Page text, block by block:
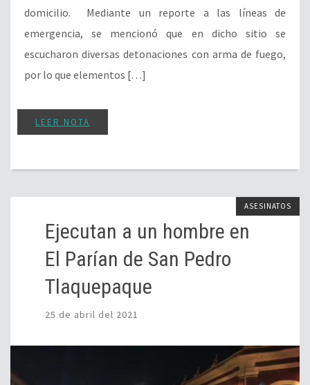
domicilio. Mediante un reporte a las líneas de
emergencia, se mencionó que en dicho sitio se
escucharon diversas detonaciones con arma de fuego,
por lo que elementos […]
LEER NOTA
ASESINATOS
Ejecutan a un hombre en
El Parían de San Pedro
Tlaquepaque
25 de abril del 2021